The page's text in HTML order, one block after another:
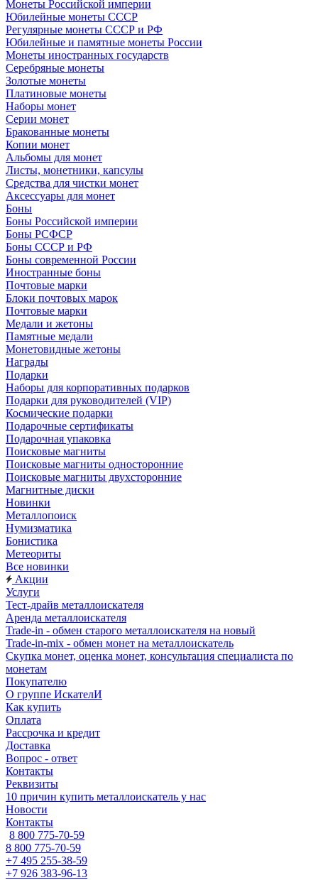
Монеты Российской империи
Юбилейные монеты СССР
Регулярные монеты СССР и РФ
Юбилейные и памятные монеты России
Монеты иностранных государств
Серебряные монеты
Золотые монеты
Платиновые монеты
Наборы монет
Серии монет
Бракованные монеты
Копии монет
Альбомы для монет
Листы, монетники, капсулы
Средства для чистки монет
Аксессуары для монет
Боны
Боны Российской империи
Боны РСФСР
Боны СССР и РФ
Боны современной России
Иностранные боны
Почтовые марки
Блоки почтовых марок
Почтовые марки
Медали и жетоны
Памятные медали
Монетовидные жетоны
Награды
Подарки
Наборы для корпоративных подарков
Подарки для руководителей (VIP)
Космические подарки
Подарочные сертификаты
Подарочная упаковка
Поисковые магниты
Поисковые магниты односторонние
Поисковые магниты двухсторонние
Магнитные диски
Новинки
Металлопоиск
Нумизматика
Бонистика
Метеориты
Все новинки
Акции
Услуги
Тест-драйв металлоискателя
Аренда металлоискателя
Trade-in - обмен старого металлоискателя на новый
Trade-in-mix - обмен монет на металлоискатель
Скупка монет, оценка монет, консультация специалиста по
монетам
Покупателю
О группе ИскателИ
Как купить
Оплата
Рассрочка и кредит
Доставка
Вопрос - ответ
Контакты
Реквизиты
10 причин купить металлоискатель у нас
Новости
Контакты
8 800 775-70-59
8 800 775-70-59
+7 495 255-38-59
+7 926 383-96-13